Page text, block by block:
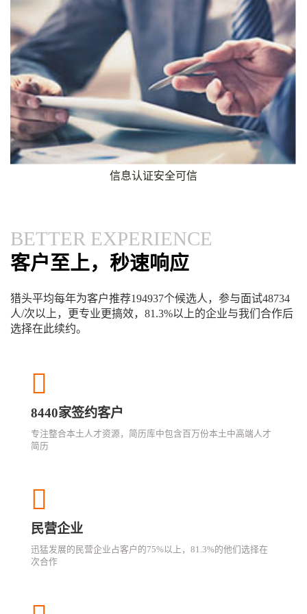
信息认证安全可信
BETTER EXPERIENCE
客户至上，秒速响应
猎头平均每年为客户推荐194937个候选人，参与面试48734
人/次以上，更专业更搞效，81.3%以上的企业与我们合作后
选择在此续约。
8440家签约客户
专注整合本土人才资源，简历库中包含百万份本土中高端人才
简历
民营企业
迅猛发展的民营企业占客户的75%以上，81.3%的他们选择在
次合作